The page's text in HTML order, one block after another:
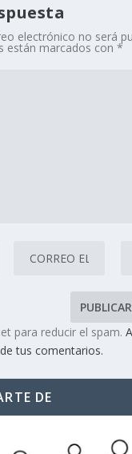
electrónico no será
están marcados con*
para reducir el spam.
tus comentarios.
DE